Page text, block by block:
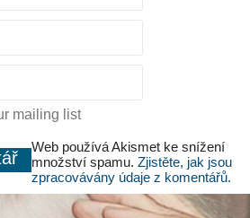
mailing list
Web používá Akismet ke snížení
množství spamu. Zjistěte, jak jsou
zpracovávány údaje z komentářů.